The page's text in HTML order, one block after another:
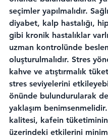
seçimler yapılmalıdır.
diyabet, kalp hastalığı,
gibi kronik hastalıklar
uzman kontrolünde
oluşturulmalıdır. Stres
kahve ve atıştırmalık
stres seviyelerini
önünde bulundurularak
yaklaşım
kalitesi, kafein
üzerindeki etkilerini